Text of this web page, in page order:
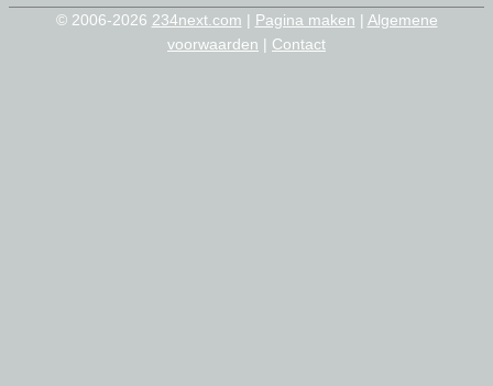
© 2006-2026 234next.com | Pagina maken | Algemene
voorwaarden | Contact